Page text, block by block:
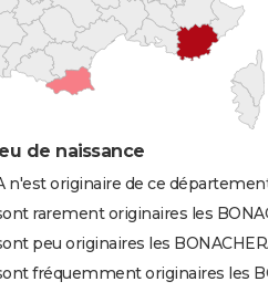
de naissance
n'est originaire de ce département
rarement originaires les
peu originaires les BONACHERA
fréquemment originaires les